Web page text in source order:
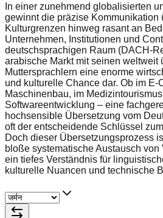
In einer zunehmend globalisierten
gewinnt die präzise Kommunikation
Kulturgrenzen hinweg rasant an
Unternehmen, Institutionen und
deutschsprachigen Raum (DACH-
arabische Markt mit seinen weltweit
Muttersprachlern eine enorme
und kulturelle Chance dar. Ob im E-
Maschinenbau, im
Softwareentwicklung – eine
hochsensible Übersetzung vom
oft der entscheidende Schlüssel
Doch dieser Übersetzungsprozess
bloße systematische Austausch von
ein tiefes Verständnis für
kulturelle Nuancen und technische